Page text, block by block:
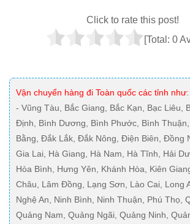
Click to rate this post!
[Total: 0
Vận chuyển hàng đi Toàn quốc các tỉnh như
- Vũng Tàu, Bắc Giang, Bắc Kạn, Bạc Liêu,
Định, Bình Dương, Bình Phước, Bình
Bằng, Đắk Lắk, Đắk Nông, Điện Biên, Đồng
Gia Lai, Hà Giang, Hà Nam, Hà Tĩnh, Hải
Hòa Bình, Hưng Yên, Khánh Hòa, Kiên
Châu, Lâm Đồng, Lạng Sơn, Lào Cai, Long
Nghệ An, Ninh Bình, Ninh Thuận, Phú Thọ,
Quảng Nam, Quảng Ngãi, Quảng Ninh,